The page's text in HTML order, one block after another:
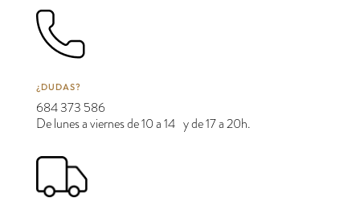
¿DUDAS?
684 373 586
De lunes a viernes de 10 a 14 y de 17 a 20h.